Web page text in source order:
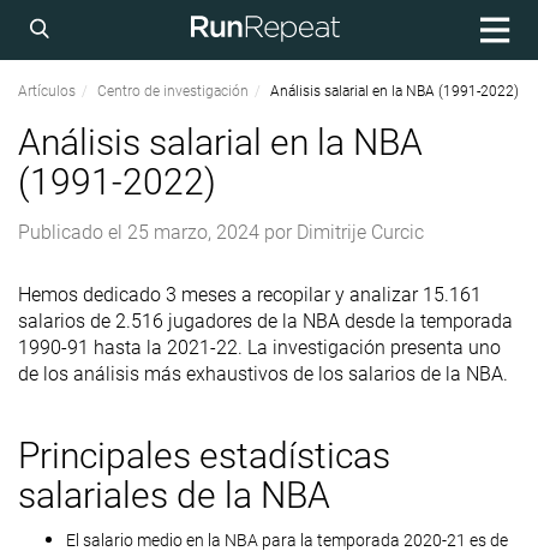
Artículos Centro de investigación Análisis salarial en la NBA (1991-2022)
Análisis salarial en la NBA
(1991-2022)
Publicado el 25 marzo, 2024 por Dimitrije Curcic
Hemos dedicado 3 meses a recopilar y analizar 15.161
salarios de 2.516 jugadores de la NBA desde la temporada
1990-91 hasta la 2021-22. La investigación presenta uno
de los análisis más exhaustivos de los salarios de la NBA.
Principales estadísticas
salariales de la NBA
El salario medio en la NBA para la temporada 2020-21 es de